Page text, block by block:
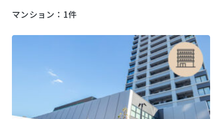
マンション：1件